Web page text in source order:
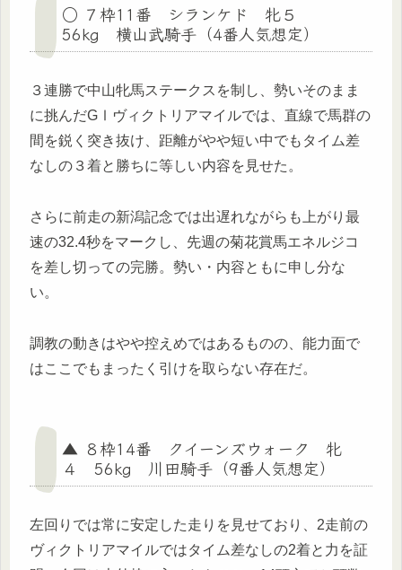
○ ７枠11番 シランケド 牝５
56kg 横山武騎手（4番人気想定）
３連勝で中山牝馬ステークスを制し、勢いそのまま
に挑んだGⅠヴィクトリアマイルでは、直線で馬群の
間を鋭く突き抜け、距離がやや短い中でもタイム差
なしの３着と勝ちに等しい内容を見せた。
さらに前走の新潟記念では出遅れながらも上がり最
速の32.4秒をマークし、先週の菊花賞馬エネルジコ
を差し切っての完勝。勢い・内容ともに申し分な
い。
調教の動きはやや控えめではあるものの、能力面で
はここでもまったく引けを取らない存在だ。
▲ ８枠14番 クイーンズウォーク 牝
４ 56kg 川田騎手（9番人気想定）
左回りでは常に安定した走りを見せており、2走前の
ヴィクトリアマイルではタイム差なしの2着と力を証